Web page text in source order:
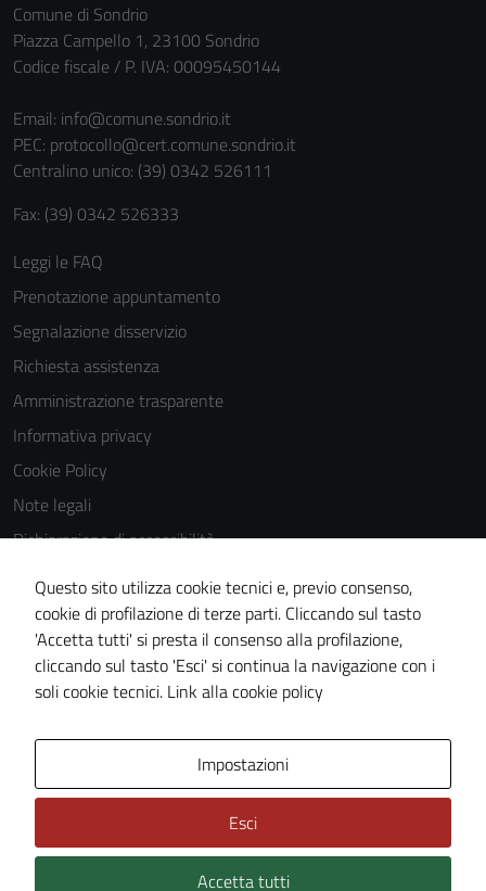
Comune di Sondrio
Piazza Campello 1, 23100 Sondrio
Codice fiscale / P. IVA: 00095450144
Email: info@comune.sondrio.it
PEC: protocollo@cert.comune.sondrio.it
Centralino unico: (39) 0342 526111
Fax: (39) 0342 526333
Leggi le FAQ
Prenotazione appuntamento
Segnalazione disservizio
Richiesta assistenza
Amministrazione trasparente
Informativa privacy
Cookie Policy
Note legali
Dichiarazione di accessibilità
Dichiarazione di accessibilità Servizi
Whistleblowing
Piano di miglioramento del sito
Area riservata
Technical Design s.r.l.
Questo sito utilizza cookie tecnici e, previo consenso,
cookie di profilazione di terze parti. Cliccando sul tasto
'Accetta tutti' si presta il consenso alla profilazione,
cliccando sul tasto 'Esci' si continua la navigazione con i
soli cookie tecnici. Link alla cookie policy
Impostazioni
Esci
Accetta tutti
funzionamento
essere